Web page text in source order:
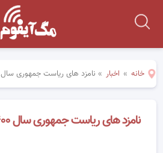
خانه » اخبار » نامزد های ریاست جمهوری سال ۱۴۰۰
نامزد های ریاست جمهوری سال ۱۴۰۰